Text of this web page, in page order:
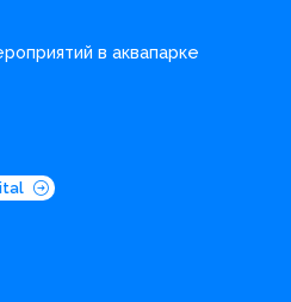
в аквапарке